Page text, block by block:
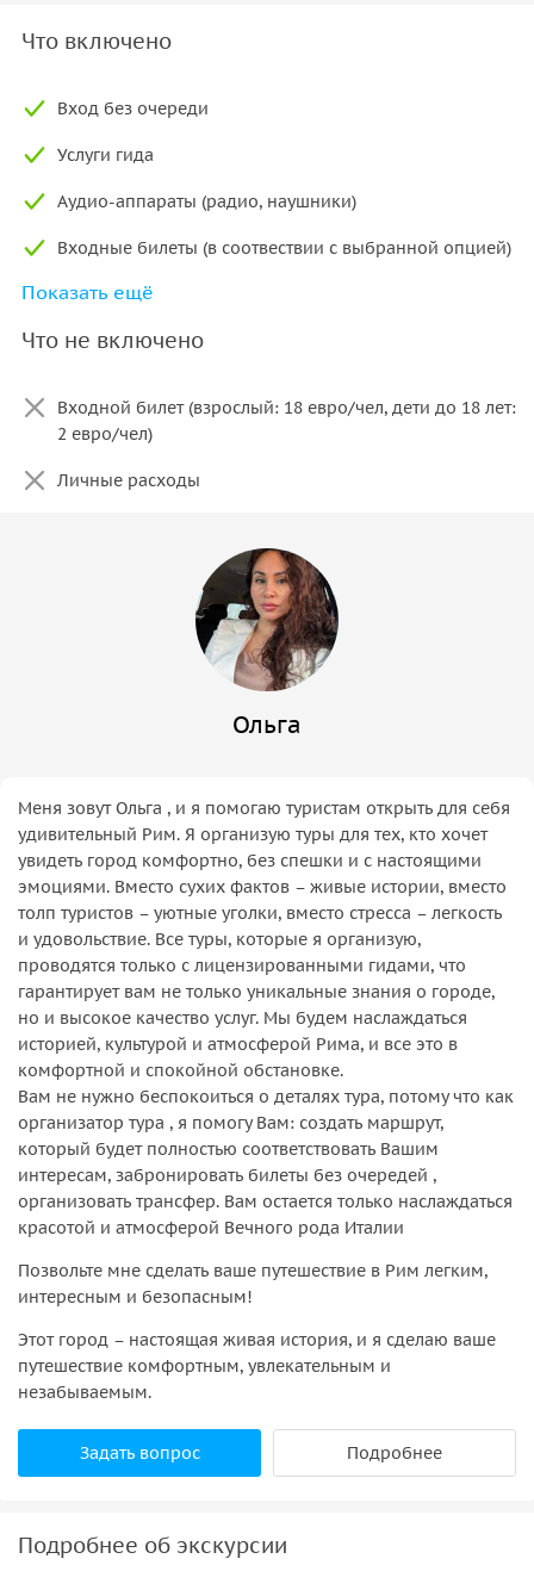
Что включено
Вход без очереди
Услуги гида
Аудио-аппараты (радио, наушники)
Входные билеты (в соотвествии с выбранной опцией)
Экскурсия может быть индивидуальной (1-6 человек)
включает в себя доступ на арену (по предварительной
уточнить у гида )
Показать ещё
Что не включено
Входной билет (взрослый: 18 евро/чел, дети до 18 лет:
2 евро/чел)
Личные расходы
Ольга
Меня зовут Ольга , и я помогаю туристам открыть для себя
удивительный Рим. Я организую туры для тех, кто хочет
увидеть город комфортно, без спешки и с настоящими
эмоциями. Вместо сухих фактов – живые истории, вместо
толп туристов – уютные уголки, вместо стресса – легкость
и удовольствие. Все туры, которые я организую,
проводятся только с лицензированными гидами, что
гарантирует вам не только уникальные знания о городе,
но и высокое качество услуг. Мы будем наслаждаться
историей, культурой и атмосферой Рима, и все это в
комфортной и спокойной обстановке.
Вам не нужно беспокоиться о деталях тура, потому что как
организатор тура , я помогу Вам: создать маршрут,
который будет полностью соответствовать Вашим
интересам, забронировать билеты без очередей ,
организовать трансфер. Вам остается только наслаждаться
красотой и атмосферой Вечного рода Италии
Позвольте мне сделать ваше путешествие в Рим легким,
интересным и безопасным!
Этот город – настоящая живая история, и я сделаю ваше
путешествие комфортным, увлекательным и
незабываемым.
Задать вопрос Подробнее
Подробнее об экскурсии